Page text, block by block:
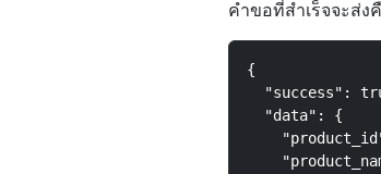
คำขอที่สำเร็จจะส่ง
{
"success":
  "data": {